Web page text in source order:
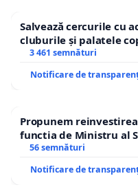
Salvează cercurile cu
cluburile și palatele
3 461 semnături
Notificare de
Propunem
functia de Ministru al
56 semnături
Notificare de